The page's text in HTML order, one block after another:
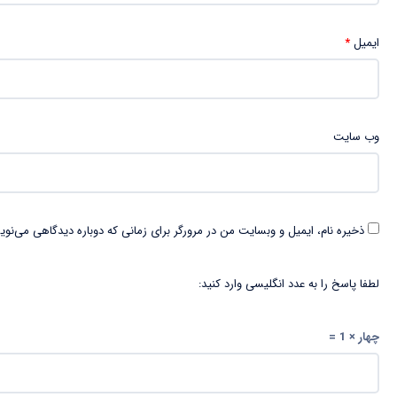
ایمیل*
وب‌ سایت
ذخیره نام، ایمیل و وبسایت من در مرورگر برای زمانی که دوباره دیدگاهی
لطفا پاسخ را به عدد انگلیسی وارد کنید:
چهار × 1 =